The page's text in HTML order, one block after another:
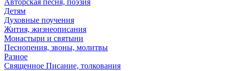
Авторская песня, поэзия
Детям
Духовные поучения
Жития, жизнеописания
Монастыри и святыни
Песнопения, звоны, молитвы
Разное
Священное Писание, толкования